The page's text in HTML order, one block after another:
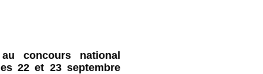
concours national
22 et 23 septembre